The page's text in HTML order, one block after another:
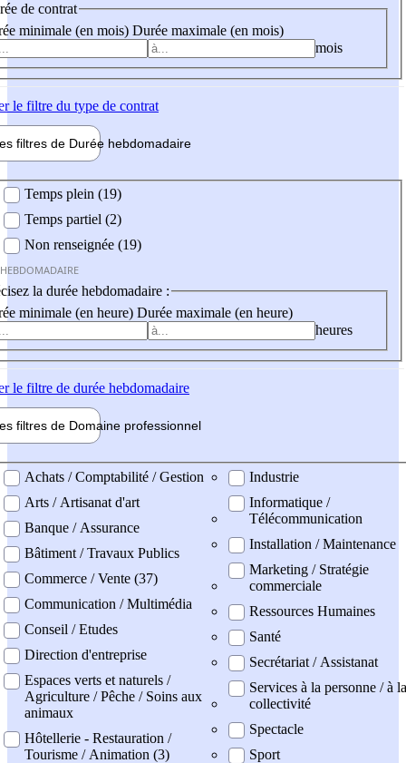
de contrat
minimale (en mois) Durée maximale (en mois)
mois
le filtre du type de contrat
filtres de Durée hebdomadaire
Temps plein (19)
Temps partiel (2)
Non renseignée (19)
la durée hebdomadaire :
minimale (en heure) Durée maximale (en heure)
heures
le filtre de durée hebdomadaire
filtres de Domaine professionnel
professionel
Achats / Comptabilité / Gestion
Arts / Artisanat d'art
Banque / Assurance
Bâtiment / Travaux Publics
Commerce / Vente (37)
Communication / Multimédia
Conseil / Etudes
Direction d'entreprise
Espaces verts et naturels /
Agriculture / Pêche / Soins aux
animaux
Hôtellerie - Restauration /
Tourisme / Animation (3)
Industrie
Informatique /
Télécommunication
Installation / Maintenance
Marketing / Stratégie
commerciale
Ressources Humaines
Santé
Secrétariat / Assistanat
Services à la personne / à la
collectivité
Spectacle
Sport